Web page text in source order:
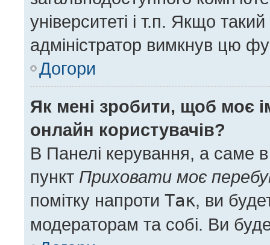
університеті і т.п. Якщо
адміністратор вимкнув цю
Догори
Як мені зробити, щоб моє
онлайн користувачів?
В Панелі керування, а саме
пункт Приховати моє
помітку напроти Так, ви
модераторам та собі. Ви